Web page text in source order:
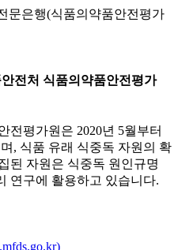
문은행(식품의약품안전평가
전처 식품의약품안전평가
전평가원은 2020년 5월부터
, 식품 유래 식중독 자원의 확
된 자원은 식중독 원인규명
연구에 활용하고 있습니다.